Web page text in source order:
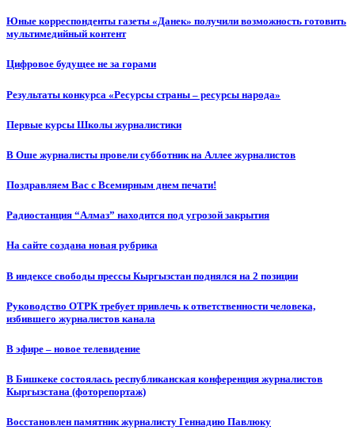
Юные корреспонденты газеты «Данек» получили возможность готовить
мультимедийный контент
Цифровое будущее не за горами
Результаты конкурса «Ресурсы страны – ресурсы народа»
Первые курсы Школы журналистики
В Оше журналисты провели субботник на Аллее журналистов
Поздравляем Вас с Всемирным днем печати!
Радиостанция “Алмаз” находится под угрозой закрытия
На сайте создана новая рубрика
В индексе свободы прессы Кыргызстан поднялся на 2 позиции
Руководство ОТРК требует привлечь к ответственности человека,
избившего журналистов канала
В эфире – новое телевидение
В Бишкеке состоялась республиканская конференция журналистов
Кыргызстана (фоторепортаж)
Восстановлен памятник журналисту Геннадию Павлюку